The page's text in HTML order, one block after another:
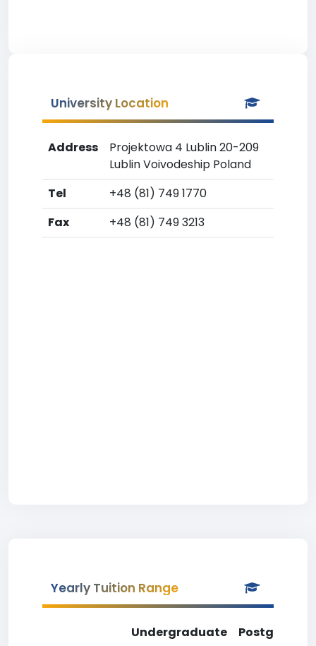
University Location
Address
Projektowa 4 Lublin 20-209
Lublin Voivodeship Poland
Tel
+48 (81) 749 1770
Fax
+48 (81) 749 3213
Yearly Tuition Range
Undergraduate